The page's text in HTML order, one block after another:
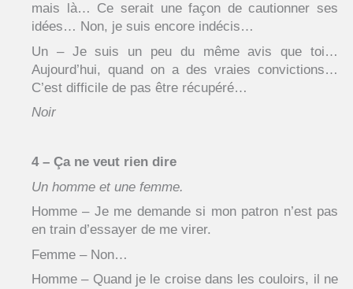
mais là… Ce serait une façon de cautionner ses
idées… Non, je suis encore indécis…
Un – Je suis un peu du même avis que toi…
Aujourd’hui, quand on a des vraies convictions…
C’est difficile de pas être récupéré…
Noir
4 – Ça ne veut rien dire
Un homme et une femme.
Homme – Je me demande si mon patron n’est pas
en train d’essayer de me virer.
Femme – Non…
Homme – Quand je le croise dans les couloirs, il ne